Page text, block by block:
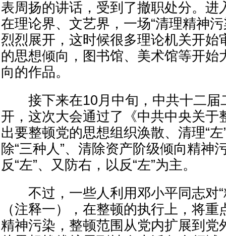
表周扬的讲话，受到了撤职处分。进
在理论界、文艺界，一场“清理精神
烈烈展开，这时候很多理论机关开始
的思想倾向，图书馆、美术馆等开始
向的作品。
接下来在10月中旬，中共十二届
开，这次大会通过了《中共中央关于
出要整顿党的思想组织涣散、清理“
除“三种人”、清除资产阶级倾向精神
反“左”、又防右，以反“左”为主。
不过，一些人利用邓小平同志对“
（注释一），在整顿的执行上，将重
精神污染，整顿范围从党内扩展到党